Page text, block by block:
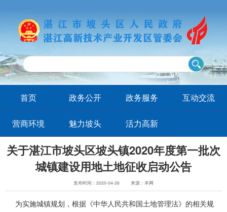
首页 政务公开 政务服务 互动交流
营商环境 魅力坡头 活力高新
关于湛江市坡头区坡头镇2020年度第一批次
城镇建设用地土地征收启动公告
发布时间：2020-04-26 来源：本网
为实施城镇规划，根据《中华人民共和国土地管理法》的相关规